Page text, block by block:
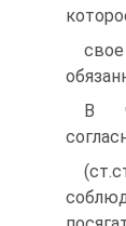
В